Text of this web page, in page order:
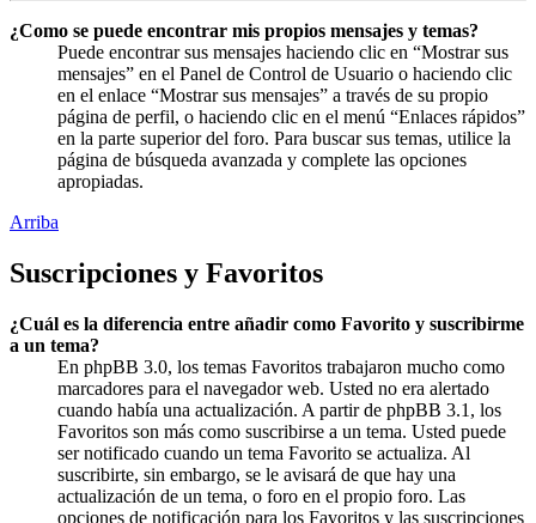
¿Como se puede encontrar mis propios mensajes y temas?
Puede encontrar sus mensajes haciendo clic en “Mostrar sus
mensajes” en el Panel de Control de Usuario o haciendo clic
en el enlace “Mostrar sus mensajes” a través de su propio
página de perfil, o haciendo clic en el menú “Enlaces rápidos”
en la parte superior del foro. Para buscar sus temas, utilice la
página de búsqueda avanzada y complete las opciones
apropiadas.
Arriba
Suscripciones y Favoritos
¿Cuál es la diferencia entre añadir como Favorito y suscribirme
a un tema?
En phpBB 3.0, los temas Favoritos trabajaron mucho como
marcadores para el navegador web. Usted no era alertado
cuando había una actualización. A partir de phpBB 3.1, los
Favoritos son más como suscribirse a un tema. Usted puede
ser notificado cuando un tema Favorito se actualiza. Al
suscribirte, sin embargo, se le avisará de que hay una
actualización de un tema, o foro en el propio foro. Las
opciones de notificación para los Favoritos y las suscripciones